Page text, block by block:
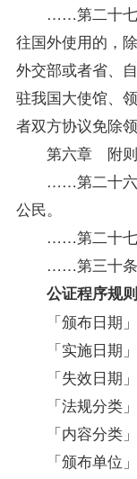
……第二十七
往国外使用的，
外交部或者省、
驻我国大使馆、
者双方协议免除
第六章 附则
……第二十六
公民。
……第二十七
……第三十条
公证程序规则
「颁布日期」
「实施日期」
「失效日期」
「法规分类」
「内容分类」
「颁布单位」